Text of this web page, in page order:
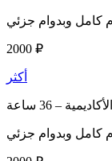
كامل وبدوام جزئي
2000 ₽
أكثر
–
كامل وبدوام جزئي